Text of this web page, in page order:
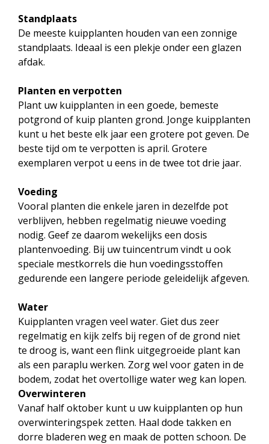
Standplaats
De meeste kuipplanten houden van een zonnige
standplaats. Ideaal is een plekje onder een glazen
afdak.
Planten en verpotten
Plant uw kuipplanten in een goede, bemeste
potgrond of kuip planten grond. Jonge kuipplanten
kunt u het beste elk jaar een grotere pot geven. De
beste tijd om te verpotten is april. Grotere
exemplaren verpot u eens in de twee tot drie jaar.
Voeding
Vooral planten die enkele jaren in dezelfde pot
verblijven, hebben regelmatig nieuwe voeding
nodig. Geef ze daarom wekelijks een dosis
plantenvoeding. Bij uw tuincentrum vindt u ook
speciale mestkorrels die hun voedingsstoffen
gedurende een langere periode geleidelijk afgeven.
Water
Kuipplanten vragen veel water. Giet dus zeer
regelmatig en kijk zelfs bij regen of de grond niet
te droog is, want een flink uitgegroeide plant kan
als een paraplu werken. Zorg wel voor gaten in de
bodem, zodat het overtollige water weg kan lopen.
Overwinteren
Vanaf half oktober kunt u uw kuipplanten op hun
overwinteringspek zetten. Haal dode takken en
dorre bladeren weg en maak de potten schoon. De